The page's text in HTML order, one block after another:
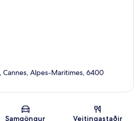
Kort
Cannes, Alpes-Maritimes, 6400
Samgöngur Veitingastaðir